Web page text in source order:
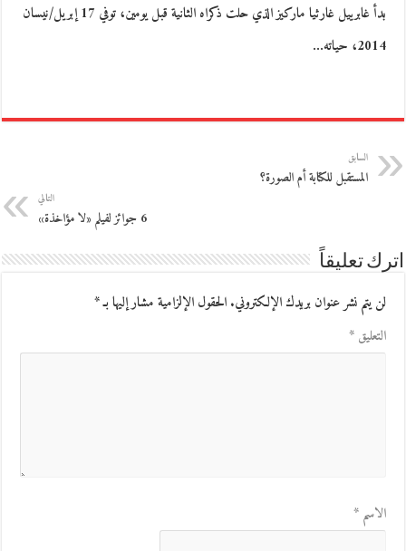
بدأ غابرييل غارثيا ماركيز الذي حلت ذكراه الثانية قبل يومين، توفي 17 إبريل/نيسان
2014، حياته…
السابق
المستقبل للكتابة أم الصورة؟
التالي
6 جوائز لفيلم «لا مؤاخذة»
اترك تعليقاً
لن يتم نشر عنوان بريدك الإلكتروني.الحقول الإلزامية مشار إليها بـ*
التعليق*
الاسم*